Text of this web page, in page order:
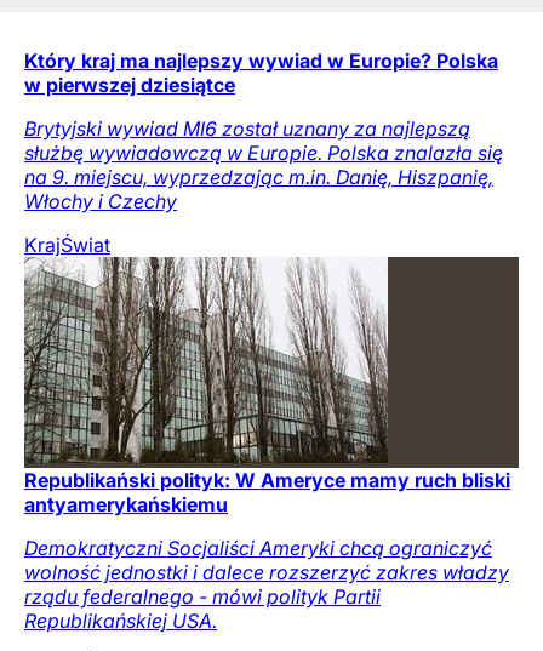
Który kraj ma najlepszy wywiad w Europie? Polska
w pierwszej dziesiątce
Brytyjski wywiad MI6 został uznany za najlepszą
służbę wywiadowczą w Europie. Polska znalazła się
na 9. miejscu, wyprzedzając m.in. Danię, Hiszpanię,
Włochy i Czechy
KrajŚwiat
Republikański polityk: W Ameryce mamy ruch bliski
antyamerykańskiemu
Demokratyczni Socjaliści Ameryki chcą ograniczyć
wolność jednostki i dalece rozszerzyć zakres władzy
rządu federalnego - mówi polityk Partii
Republikańskiej USA.